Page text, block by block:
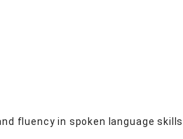
fluency in spoken language skills.